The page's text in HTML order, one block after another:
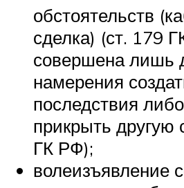
обстоятельств
сделка) (ст. 179
совершена лишь
намерения
последствия
прикрыть другую
ГК РФ);
волеизъявление